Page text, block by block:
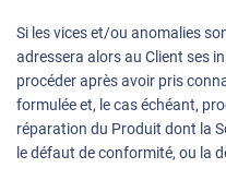
Si les vices et/ou anomalies
adressera alors au Client ses
procéder après avoir pris
formulée et, le cas échéant,
réparation du Produit dont la
le défaut de conformité, ou la